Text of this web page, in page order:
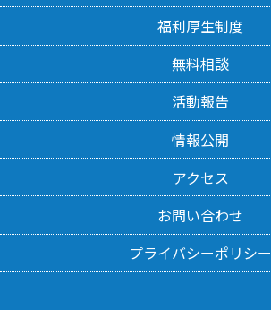
福利厚生制度
無料相談
活動報告
情報公開
アクセス
お問い合わせ
プライバシーポリシー